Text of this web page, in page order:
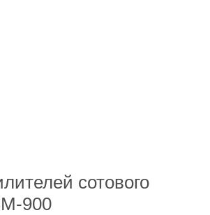
сотового
900